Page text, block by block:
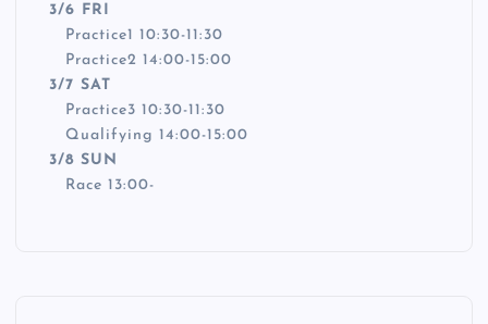
3/6 FRI
Practice1 10:30-11:30
Practice2 14:00-15:00
3/7 SAT
Practice3 10:30-11:30
Qualifying 14:00-15:00
3/8 SUN
Race 13:00-